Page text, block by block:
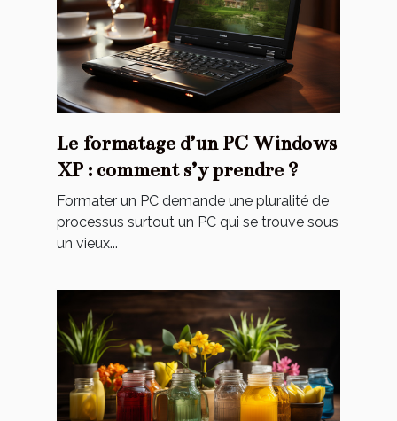
Le formatage d’un PC Windows
XP : comment s’y prendre ?
Formater un PC demande une pluralité de
processus surtout un PC qui se trouve sous
un vieux...